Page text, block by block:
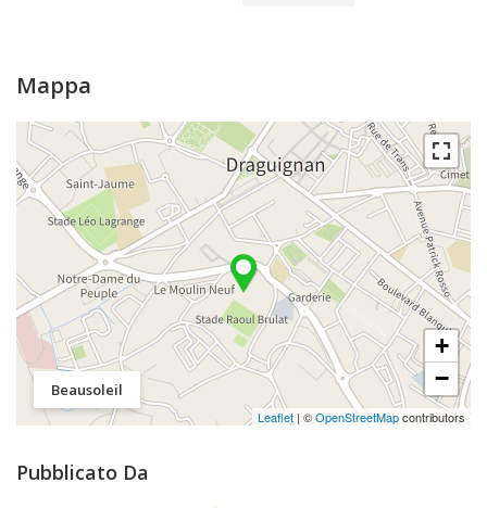
Mappa
Beausoleil
+
−
Leaflet | ©OpenStreetMapcontributors
Pubblicato Da